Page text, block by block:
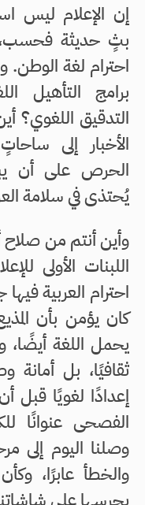
إن الإعلام ليس
بثٍ حديثة فحسب،
احترام لغة
برامج التأهيل
التدقيق اللغوي؟
الأخبار إلى
الحرص على أن
يُحتذى في سلامة
وأين أنتم من صلاح
اللبنات الأولى
احترام العربية
كان يؤمن بأن
يحمل اللغة
ثقافيًا، بل أمانة
إعدادًا لغويًا قبل
الفصحى عنوانًا
وصلنا اليوم إلى
والخطأ عابرًا،
يحرسها على